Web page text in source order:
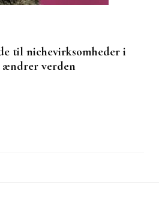
til nichevirksomheder i
ændrer verden